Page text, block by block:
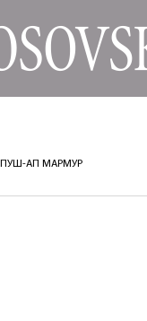
ПУШ-АП МАРМУР